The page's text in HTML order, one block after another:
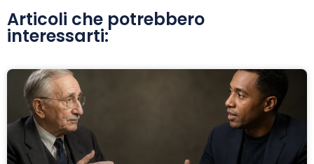
Articoli che potrebbero
interessarti: